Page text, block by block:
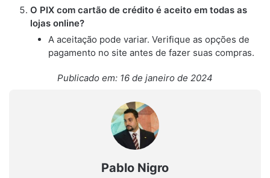
O PIX com cartão de crédito é aceito em todas as
lojas online?
A aceitação pode variar. Verifique as opções de
pagamento no site antes de fazer suas compras.
Publicado em: 16 de janeiro de 2024
Pablo Nigro